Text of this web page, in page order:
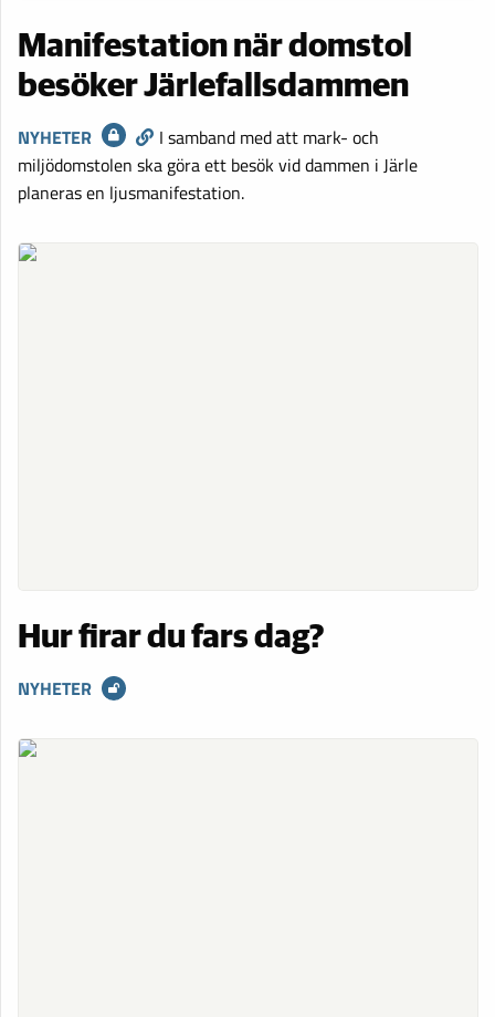
Manifestation när domstol
besöker Järlefallsdammen
NYHETER
I samband med att mark- och
miljödomstolen ska göra ett besök vid dammen i Järle
planeras­ en ljusmanifestation.
Hur firar du fars dag?
NYHETER